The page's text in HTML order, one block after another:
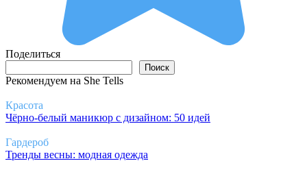
Поделиться
Поиск
Рекомендуем на She Tells
Красота
Чёрно-белый маникюр с дизайном: 50 идей
Гардероб
Тренды весны: модная одежда